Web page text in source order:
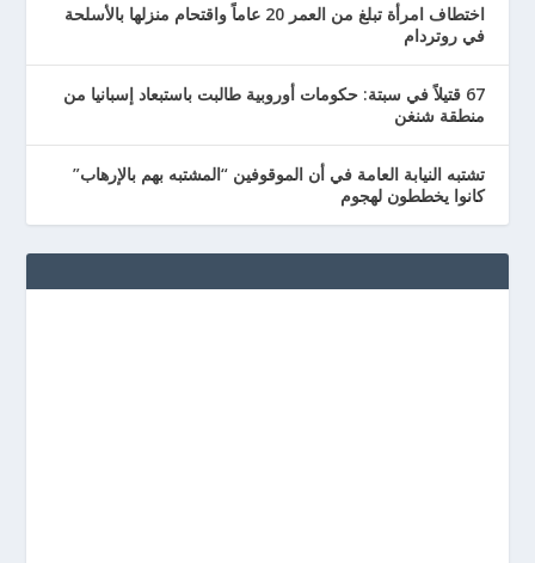
اختطاف امرأة تبلغ من العمر 20 عاماً واقتحام منزلها بالأسلحة
في روتردام
67 قتيلاً في سبتة: حكومات أوروبية طالبت باستبعاد إسبانيا من
منطقة شنغن
تشتبه النيابة العامة في أن الموقوفين “المشتبه بهم بالإرهاب”
كانوا يخططون لهجوم